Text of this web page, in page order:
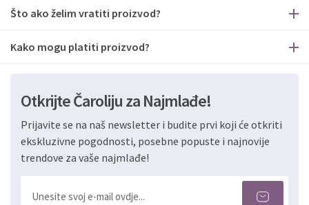
Što ako želim vratiti proizvod?
Kako mogu platiti proizvod?
Otkrijte Čaroliju za Najmlađe!
Prijavite se na naš newsletter i budite prvi koji će otkriti
ekskluzivne pogodnosti, posebne popuste i najnovije
trendove za vaše najmlađe!